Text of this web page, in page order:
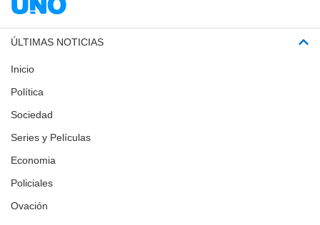
ÚLTIMAS NOTICIAS
Inicio
Política
Sociedad
Series y Películas
Economia
Policiales
Ovación